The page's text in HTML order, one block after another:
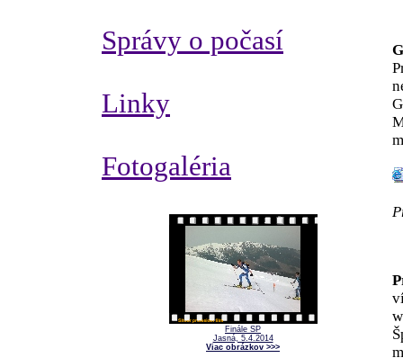
Správy o počasí
Linky
Fotogaléria
Finále SP
Jasná, 5.4.2014
Viac obrázkov >>>